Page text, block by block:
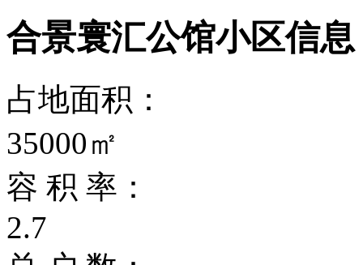
合景寰汇公馆小区信息
占地面积：
35000㎡
容 积 率：
2.7